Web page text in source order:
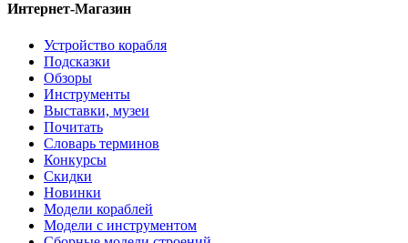
Интернет-Магазин
Устройство корабля
Подсказки
Обзоры
Инструменты
Выставки, музеи
Почитать
Словарь терминов
Конкурсы
Скидки
Новинки
Модели кораблей
Модели с инструментом